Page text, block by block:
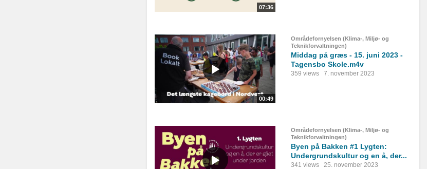
07:36
00:49
Områdefornyelsen (Klima-, Miljø- og
Teknikforvaltningen)
Middag på græs - 15. juni 2023 -
Tagensbo Skole.m4v
359 views 7. november 2023
Områdefornyelsen (Klima-, Miljø- og
Teknikforvaltningen)
Byen på Bakken #1 Lygten:
Undergrundskultur og en å, der...
341 views 25. november 2023